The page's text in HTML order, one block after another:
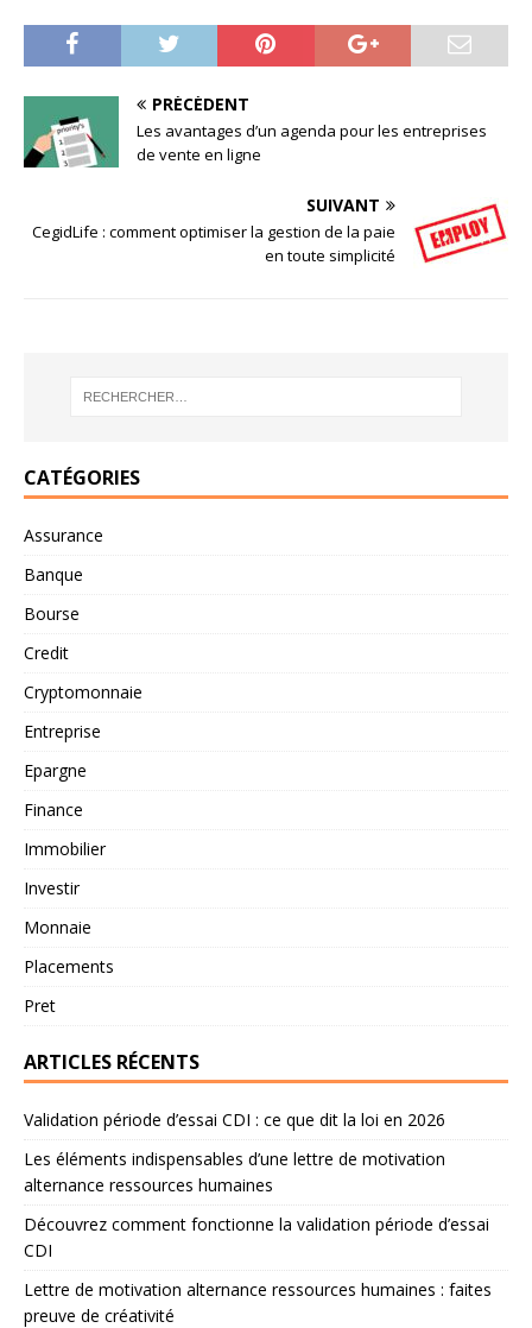
PRÉCÉDENT
Les avantages d’un agenda pour les entreprises
de vente en ligne
SUIVANT
CegidLife : comment optimiser la gestion de la paie
en toute simplicité
CATÉGORIES
Assurance
Banque
Bourse
Credit
Cryptomonnaie
Entreprise
Epargne
Finance
Immobilier
Investir
Monnaie
Placements
Pret
ARTICLES RÉCENTS
Validation période d’essai CDI : ce que dit la loi en 2026
Les éléments indispensables d’une lettre de motivation
alternance ressources humaines
Découvrez comment fonctionne la validation période d’essai
CDI
Lettre de motivation alternance ressources humaines : faites
preuve de créativité